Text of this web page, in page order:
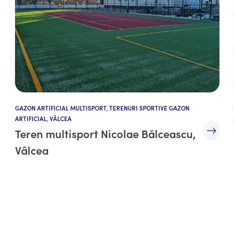
GAZON ARTIFICIAL MULTISPORT,TERENURI SPORTIVE GAZON
ARTIFICIAL,VÂLCEA
Teren multisport Nicolae Bălceascu,
Vâlcea